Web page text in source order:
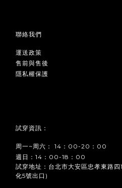
聯絡我們
運送政策
售前與售後
隱私權保護
試穿資訊：
周一~周六： 14：00-20：00
週日：14：00-18：00
試穿地址：台北市大安區忠孝東路
化5號出口)